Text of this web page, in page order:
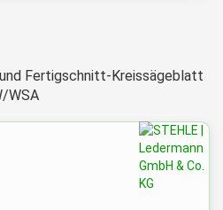
Fertigschnitt-Kreissägeblatt
WSA